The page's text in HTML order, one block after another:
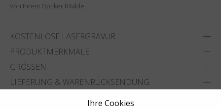
Von Ihrem Optiker RXable.
KOSTENLOSE LASERGRAVUR
PRODUKTMERKMALE
GRÖSSEN
LIEFERUNG & WARENRÜCKSENDUNG
Ihre Cookies